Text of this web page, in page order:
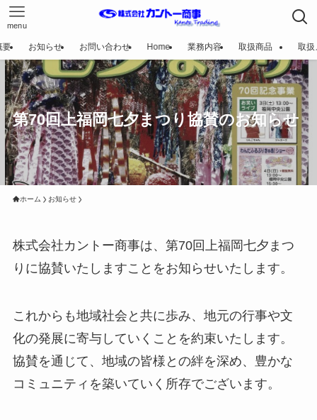
menu
要 お知らせ お問い合わせ Home 業務内容 取扱商品 取扱
第70回上福岡七夕まつり協賛のお知らせ
ホーム お知らせ
株式会社カントー商事は、第70回上福岡七夕まつ
りに協賛いたしますことをお知らせいたします。
これからも地域社会と共に歩み、地元の行事や文
化の発展に寄与していくことを約束いたします。
協賛を通じて、地域の皆様との絆を深め、豊かな
コミュニティを築いていく所存でございます。